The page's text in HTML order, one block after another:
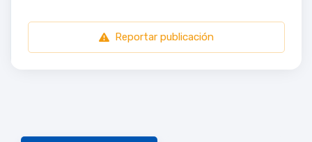
Reportar publicación